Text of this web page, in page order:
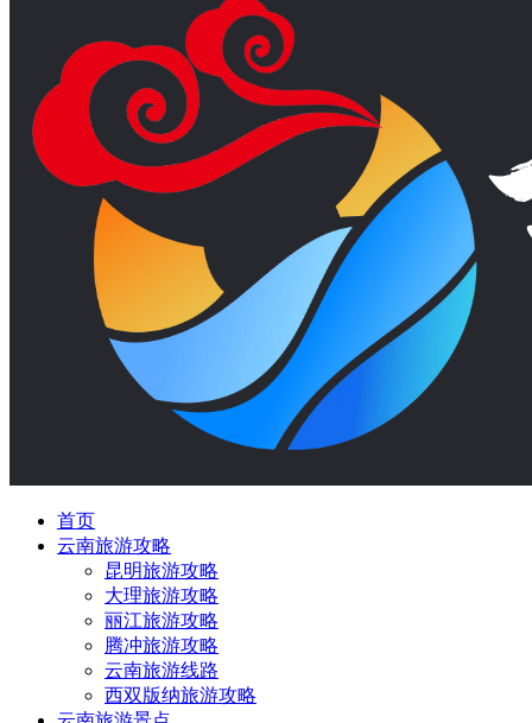
首页
云南旅游攻略
昆明旅游攻略
大理旅游攻略
丽江旅游攻略
腾冲旅游攻略
云南旅游线路
西双版纳旅游攻略